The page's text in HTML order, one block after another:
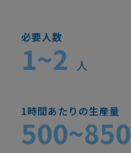
必要人数
1~2 人
1時間あたりの生産量
500~850